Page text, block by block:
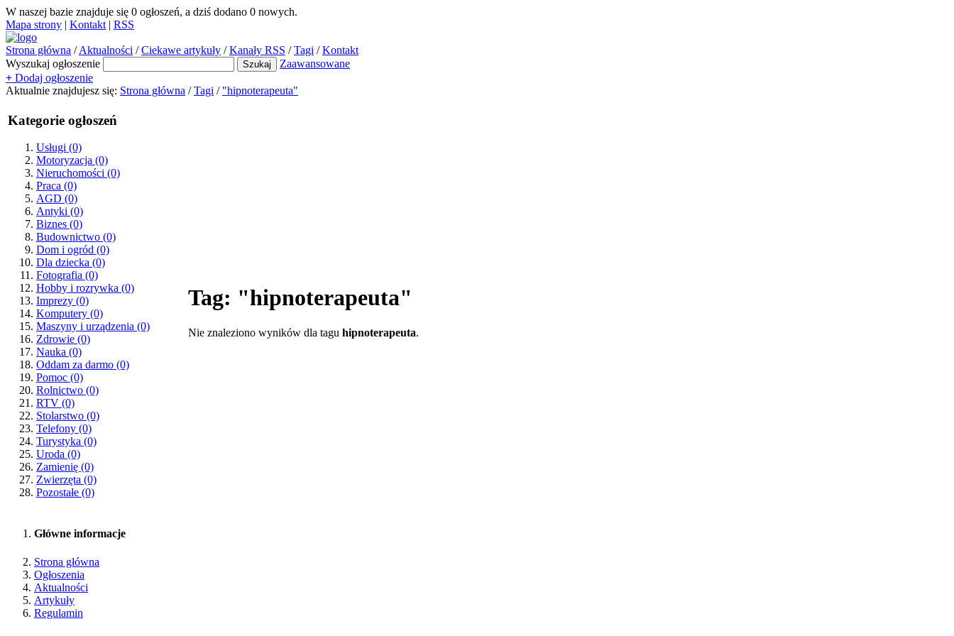
W naszej bazie znajduje się 0 ogłoszeń, a dziś dodano 0 nowych.
Mapa strony | Kontakt | RSS
Strona główna / Aktualności / Ciekawe artykuły / Kanały RSS / Tagi / Kontakt
Wyszukaj ogłoszenie
Zaawansowane
+ Dodaj ogłoszenie
Aktualnie znajdujesz się: Strona główna / Tagi / "hipnoterapeuta"
Kategorie ogłoszeń
Usługi (0)
Motoryzacja (0)
Nieruchomości (0)
Praca (0)
AGD (0)
Antyki (0)
Biznes (0)
Budownictwo (0)
Dom i ogród (0)
Dla dziecka (0)
Fotografia (0)
Hobby i rozrywka (0)
Imprezy (0)
Komputery (0)
Maszyny i urządzenia (0)
Zdrowie (0)
Nauka (0)
Oddam za darmo (0)
Pomoc (0)
Rolnictwo (0)
RTV (0)
Stolarstwo (0)
Telefony (0)
Turystyka (0)
Uroda (0)
Zamienię (0)
Zwierzęta (0)
Pozostałe (0)
Tag: "hipnoterapeuta"
Nie znaleziono wyników dla tagu hipnoterapeuta.
Główne informacje
Strona główna
Ogłoszenia
Aktualności
Artykuły
Regulamin